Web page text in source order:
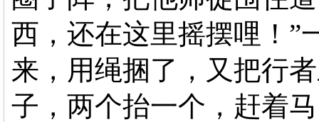
西，还在这里摇摆哩！”
来，用绳捆了，又把行
子，两个抬一个，赶着